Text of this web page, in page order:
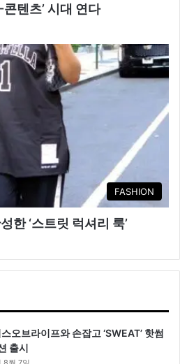
텐츠’ 시대 연다
FASHION
한 ‘스트릿 럭셔리 룩’
오브라이프와 손잡고 ‘SWEAT’ 핫썸
출시